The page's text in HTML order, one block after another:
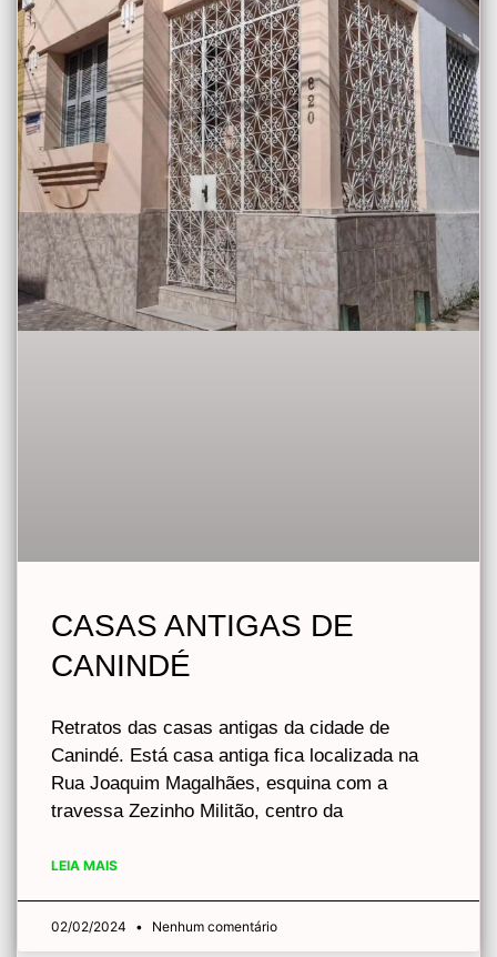
CASAS ANTIGAS DE
CANINDÉ
Retratos das casas antigas da cidade de
Canindé. Está casa antiga fica localizada na
Rua Joaquim Magalhães, esquina com a
travessa Zezinho Militão, centro da
LEIA MAIS
02/02/2024 Nenhum comentário